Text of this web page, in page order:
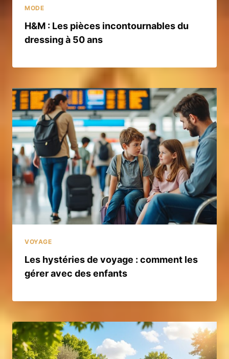
MODE
H&M : Les pièces incontournables du
dressing à 50 ans
VOYAGE
Les hystéries de voyage : comment les
gérer avec des enfants